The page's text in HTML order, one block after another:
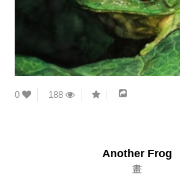
0 188
Another Frog
畫